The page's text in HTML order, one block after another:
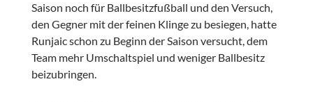
Saison noch für Ballbesitzfußball und den Versuch,
den Gegner mit der feinen Klinge zu besiegen, hatte
Runjaic schon zu Beginn der Saison versucht, dem
Team mehr Umschaltspiel und weniger Ballbesitz
beizubringen.